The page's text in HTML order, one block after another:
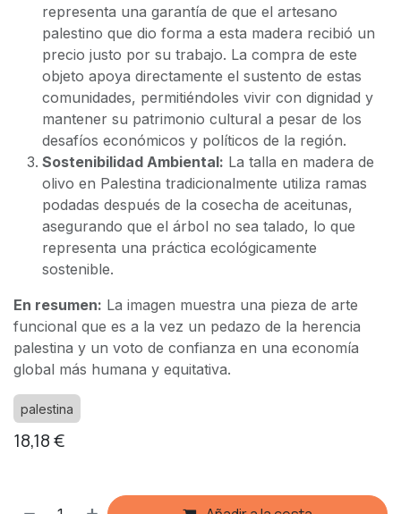
representa una garantía de que el artesano
palestino que dio forma a esta madera recibió un
precio justo por su trabajo. La compra de este
objeto apoya directamente el sustento de estas
comunidades, permitiéndoles vivir con dignidad y
mantener su patrimonio cultural a pesar de los
desafíos económicos y políticos de la región.
Sostenibilidad Ambiental: La talla en madera de
olivo en Palestina tradicionalmente utiliza ramas
podadas después de la cosecha de aceitunas,
asegurando que el árbol no sea talado, lo que
representa una práctica ecológicamente
sostenible.
En resumen: La imagen muestra una pieza de arte
funcional que es a la vez un pedazo de la herencia
palestina y un voto de confianza en una economía
global más humana y equitativa.
palestina
18,18€